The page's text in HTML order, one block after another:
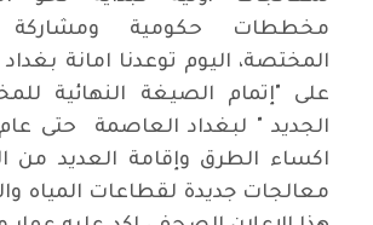
مخططات حكومية ومشاركة
المختصة، اليوم توعدنا امانة
على "إتمام الصيغة النهائية
اكساء الطرق وإقامة العديد من
معالجات جديدة لقطاعات المياه